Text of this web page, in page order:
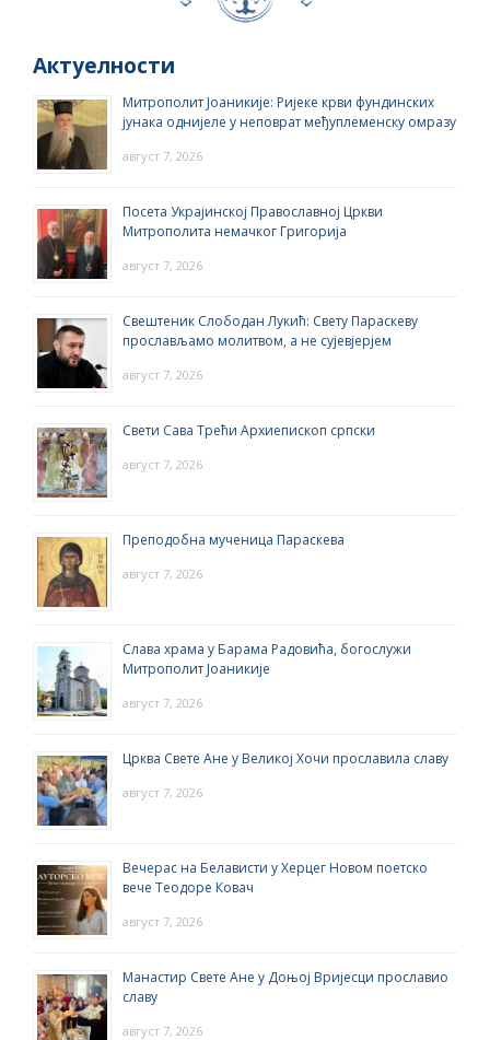
Актуелности
Митрополит Јоаникије: Ријеке крви фундинских
јунака однијеле у неповрат међуплеменску омразу
август 7, 2026
Посета Украјинској Православној Цркви
Митрополита немачког Григорија
август 7, 2026
Свештеник Слободан Лукић: Свету Параскеву
прослављамо молитвом, а не сујевјерјем
август 7, 2026
Свети Сава Трећи Архиепископ српски
август 7, 2026
Преподобна мученица Параскева
август 7, 2026
Слава храма у Барама Радовића, богослужи
Митрополит Јоаникије
август 7, 2026
Црква Свете Ане у Великој Хочи прославила славу
август 7, 2026
Вечерас на Белависти у Херцег Новом поетско
вече Теодоре Ковач
август 7, 2026
Манастир Свете Ане у Доњој Вријесци прославио
славу
август 7, 2026